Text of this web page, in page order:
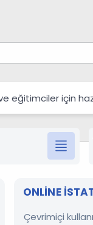
eğitimciler için
ONLINE
Çevrimiçi